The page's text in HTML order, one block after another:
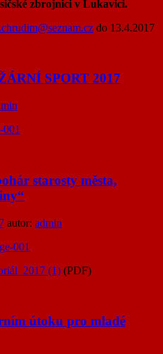
zbrojnici v Lukavici.
do 13.4.2017
SPORT 2017
starosty města,
autor: admin
(1) (PDF)
útoku pro mladé